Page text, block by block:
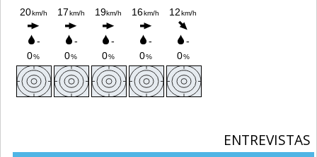
ENTREVISTAS